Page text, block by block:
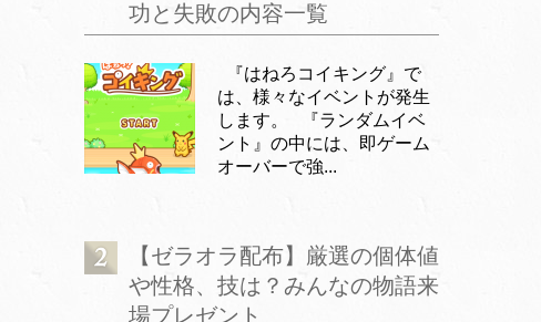
功と失敗の内容一覧
『はねろコイキング』で
は、様々なイベントが発生
します。 『ランダムイベ
ント』の中には、即ゲーム
オーバーで強...
【ゼラオラ配布】厳選の個体値
や性格、技は？みんなの物語来
場プレゼント